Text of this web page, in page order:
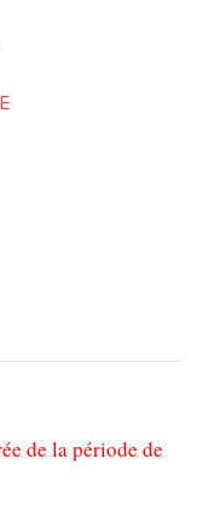
de la période de